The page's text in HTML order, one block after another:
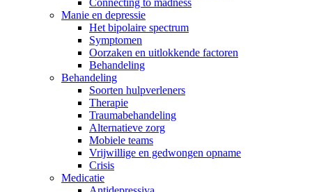
Connecting to madness
Manie en depressie
Het bipolaire spectrum
Symptomen
Oorzaken en uitlokkende factoren
Behandeling
Behandeling
Soorten hulpverleners
Therapie
Traumabehandeling
Alternatieve zorg
Mobiele teams
Vrijwillige en gedwongen opname
Crisis
Medicatie